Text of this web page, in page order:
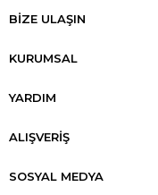
BİZE ULAŞIN
KURUMSAL
YARDIM
ALIŞVERİŞ
SOSYAL MEDYA